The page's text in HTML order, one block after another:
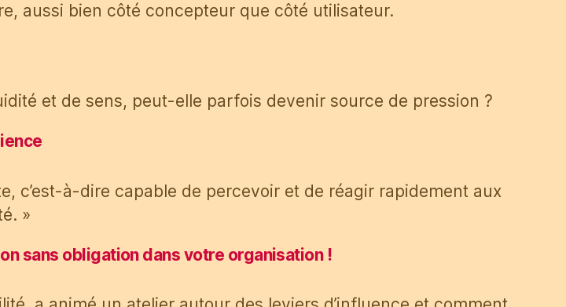
aussi bien côté concepteur que côté utilisateur.
et de sens, peut-elle parfois devenir source de pression ?
c’est-à-dire capable de percevoir et de réagir rapidement aux
»
sans obligation dans votre organisation !